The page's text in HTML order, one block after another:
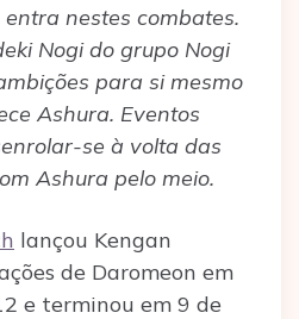
nestes combates.
Nogi do grupo Nogi
para si mesmo
Ashura. Eventos
se à volta das
Ashura pelo meio.
lançou Kengan
de Daromeon em
e terminou em 9 de